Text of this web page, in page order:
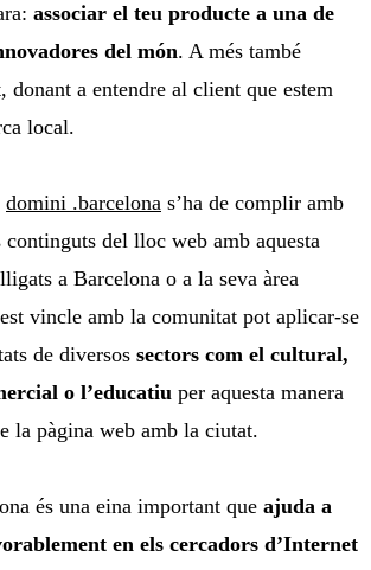
associar el teu producte a una de
del món. A més també
donant a entendre al client que estem
local.
domini .barcelona s’ha de complir amb
del lloc web amb aquesta
a Barcelona o a la seva àrea
vincle amb la comunitat pot aplicar-se
de diversos sectors com el cultural,
o l’educatiu per aquesta manera
la pàgina web amb la ciutat.
és una eina important que ajuda a
en els cercadors d’Internet